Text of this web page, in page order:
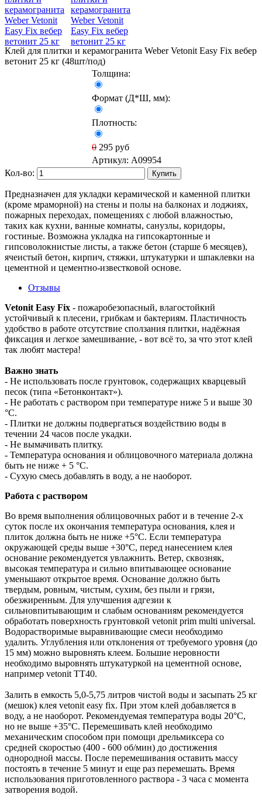
Клей для плитки и керамогранита Weber Vetonit Easy Fix вебер
ветонит 25 кг (48шт/под)
Толщина:
Формат (Д*Ш, мм):
Плотность:
0 295 руб
Артикул: A09954
Кол-во:
Купить
Предназначен для укладки керамической и каменной плитки
(кроме мраморной) на стены и полы на балконах и лоджиях,
пожарных переходах, помещениях с любой влажностью,
таких как кухни, ванные комнаты, санузлы, коридоры,
гостиные. Возможна укладка на гипсокартонные и
гипсоволокнистые листы, а также бетон (старше 6 месяцев),
ячеистый бетон, кирпич, стяжки, штукатурки и шпаклевки на
цементной и цементно-известковой основе.
Отзывы
Vetonit Easy Fix - пожаробезопасный, влагостойкий
устойчивый к плесени, грибкам и бактериям. Пластичность
удобство в работе отсутствие сползания плитки, надёжная
фиксация и легкое замешивание, - вот всё то, за что этот клей
так любят мастера!
Важно знать
- Не использовать после грунтовок, содержащих кварцевый
песок (типа «Бетонконтакт»).
- Не работать с раствором при температуре ниже 5 и выше 30
°С.
- Плитки не должны подвергаться воздействию воды в
течении 24 часов после укадки.
- Не вымачивать плитку.
- Температура основания и облицовочного материала должна
быть не ниже + 5 °С.
- Сухую смесь добавлять в воду, а не наоборот.
Работа с раствором
Во время выполнения облицовочных работ и в течение 2-х
суток после их окончания температура основания, клея и
плиток должна быть не ниже +5°С. Если температура
окружающей среды выше +30°С, перед нанесением клея
основание рекомендуется увлажнить. Ветер, сквозняк,
высокая температура и сильно впитывающее основание
уменьшают открытое время. Основание должно быть
твердым, ровным, чистым, сухим, без пыли и грязи,
обезжиренным. Для улучшения адгезии к
сильновпитывающим и слабым основаниям рекомендуется
обработать поверхность грунтовкой vetonit prim multi universal.
Водорастворимые выравнивающие смеси необходимо
удалить. Углубления или отклонения от требуемого уровня (до
15 мм) можно выровнять клеем. Большие неровности
необходимо выровнять штукатуркой на цементной основе,
например vetonit TT40.
Залить в емкость 5,0-5,75 литров чистой воды и засыпать 25 кг
(мешок) клея vetonit easy fix. При этом клей добавляется в
воду, а не наоборот. Рекомендуемая температура воды 20°С,
но не выше +35°С. Перемешивать клей необходимо
механическим способом при помощи дрельмиксера со
средней скоростью (400 - 600 об/мин) до достижения
однородной массы. После перемешивания оставить массу
постоять в течение 5 минут и еще раз перемешать. Время
использования приготовленного раствора - 3 часа с момента
затворения водой.